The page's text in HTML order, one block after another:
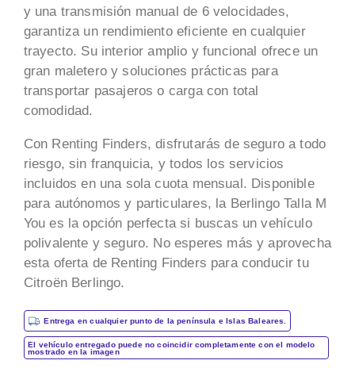
y una transmisión manual de 6 velocidades,
garantiza un rendimiento eficiente en cualquier
trayecto. Su interior amplio y funcional ofrece un
gran maletero y soluciones prácticas para
transportar pasajeros o carga con total
comodidad.
Con Renting Finders, disfrutarás de seguro a todo
riesgo, sin franquicia, y todos los servicios
incluidos en una sola cuota mensual. Disponible
para autónomos y particulares, la Berlingo Talla M
You es la opción perfecta si buscas un vehículo
polivalente y seguro. No esperes más y aprovecha
esta oferta de Renting Finders para conducir tu
Citroën Berlingo.
Entrega en cualquier punto de la península e Islas Baleares.
El vehículo entregado puede no coincidir completamente con el modelo
mostrado en la imagen